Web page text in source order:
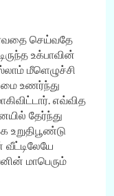
செய்வதே
உக்பாவின்
மீளெழுச்சி
உணர்ந்து
எவ்வித
தேர்ந்து
உறுதிபூண்டு
மாபெரும்